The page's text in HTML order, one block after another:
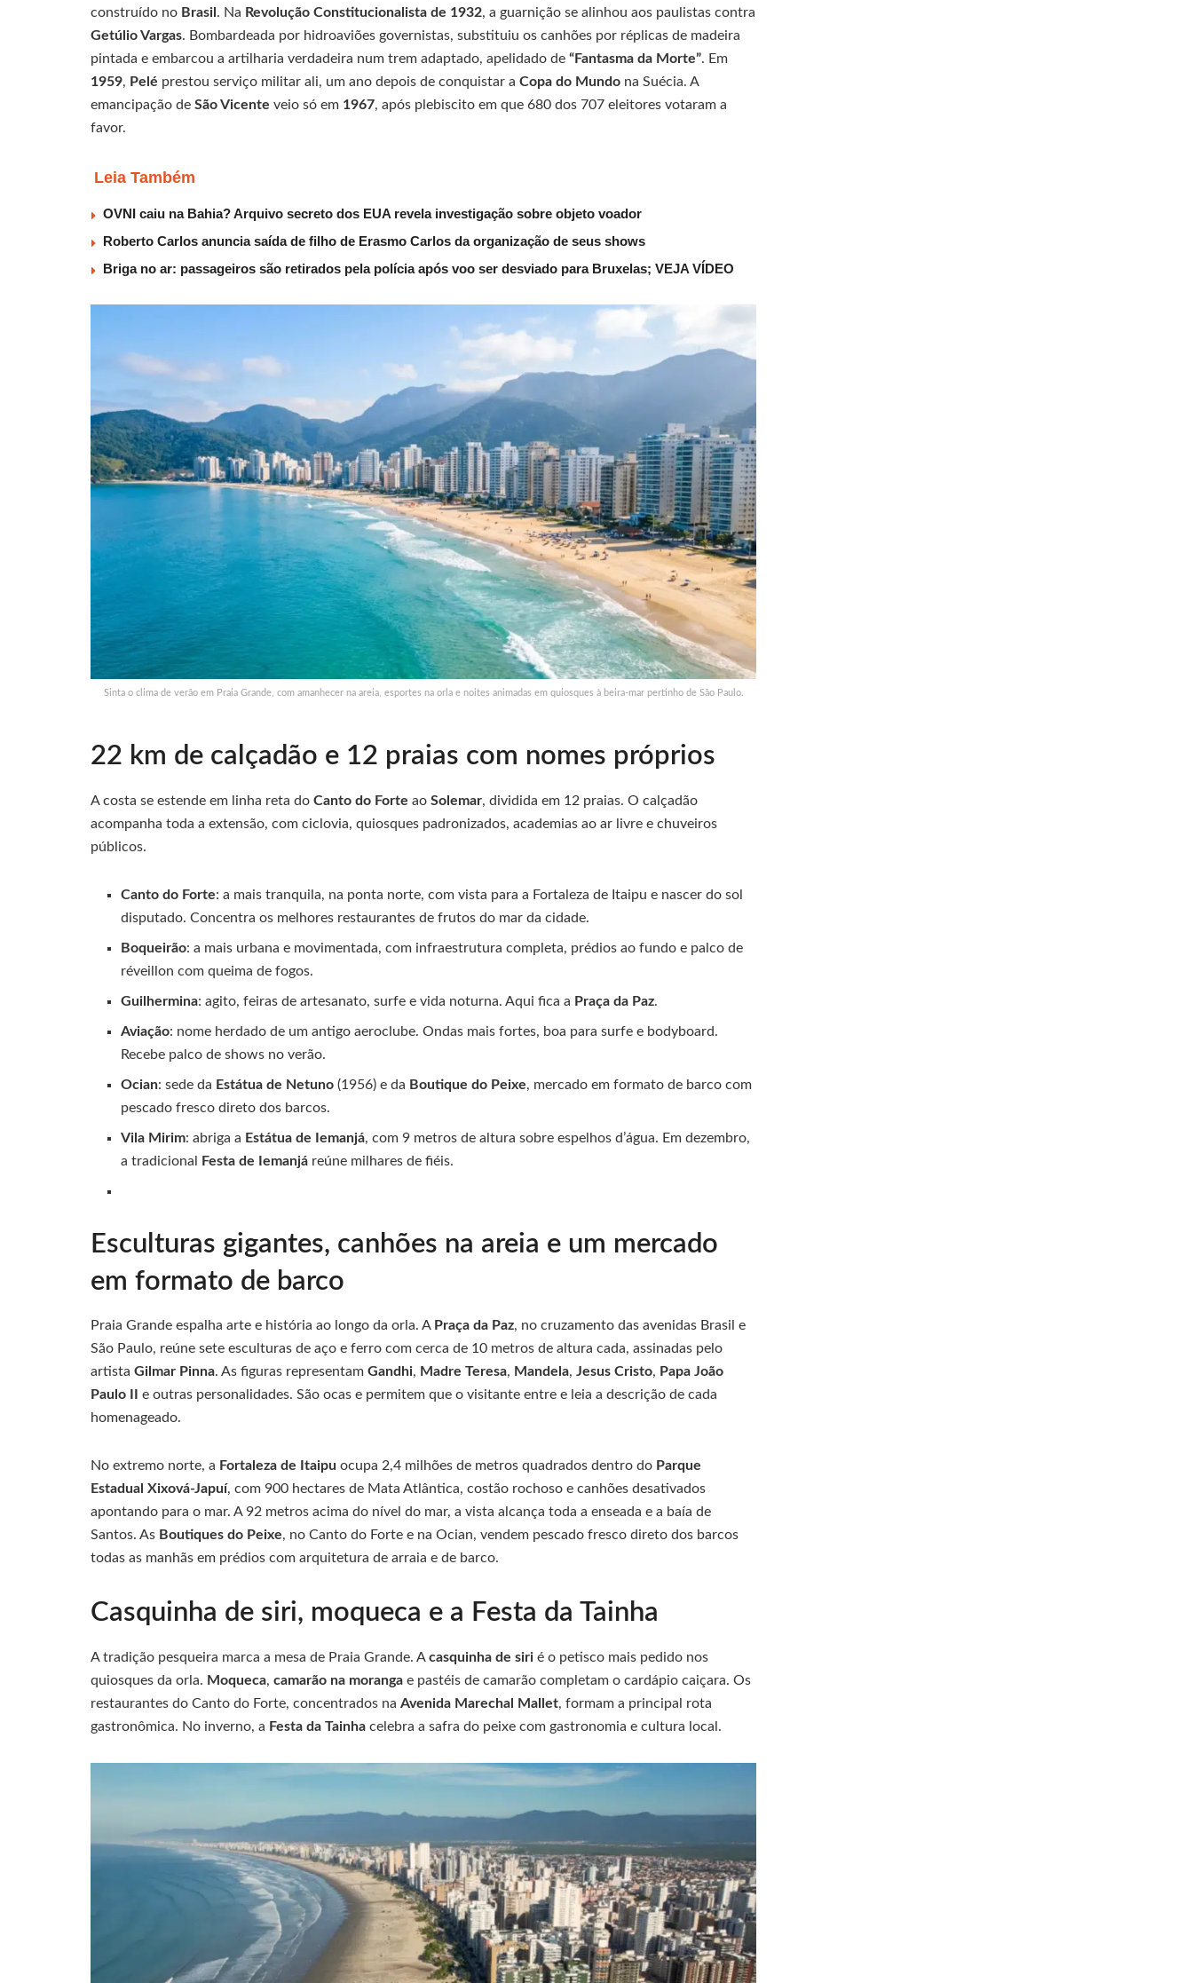
construído no Brasil . Na Revolução Constitucionalista de 1932, a guarnição se alinhou aos paulistas contra
Getúlio Vargas. Bombardeada por hidroaviões governistas, substituiu os canhões por réplicas de madeira
pintada e embarcou a artilharia verdadeira num trem adaptado, apelidado de “Fantasma da Morte”. Em
1959, Pelé prestou serviço militar ali, um ano depois de conquistar a Copa do Mundo na Suécia. A
emancipação de São Vicente veio só em 1967, após plebiscito em que 680 dos 707 eleitores votaram a
favor.
Leia Também
OVNI caiu na Bahia? Arquivo secreto dos EUA revela investigação sobre objeto voador
Roberto Carlos anuncia saída de filho de Erasmo Carlos da organização de seus shows
Briga no ar: passageiros são retirados pela polícia após voo ser desviado para Bruxelas; VEJA VÍDEO
Sinta o clima de verão em Praia Grande, com amanhecer na areia, esportes na orla e noites animadas em quiosques à beira-mar pertinho de São Paulo.
22 km de calçadão e 12 praias com nomes próprios
A costa se estende em linha reta do Canto do Forte ao Solemar, dividida em 12 praias. O calçadão
acompanha toda a extensão, com ciclovia, quiosques padronizados, academias ao ar livre e chuveiros
públicos.
Canto do Forte: a mais tranquila, na ponta norte, com vista para a Fortaleza de Itaipu e nascer do sol
disputado. Concentra os melhores restaurantes de frutos do mar da cidade.
Boqueirão: a mais urbana e movimentada, com infraestrutura completa, prédios ao fundo e palco de
réveillon com queima de fogos.
Guilhermina: agito, feiras de artesanato, surfe e vida noturna. Aqui fica a Praça da Paz.
Aviação: nome herdado de um antigo aeroclube. Ondas mais fortes, boa para surfe e bodyboard.
Recebe palco de shows no verão.
Ocian: sede da Estátua de Netuno (1956) e da Boutique do Peixe, mercado em formato de barco com
pescado fresco direto dos barcos.
Vila Mirim: abriga a Estátua de Iemanjá, com 9 metros de altura sobre espelhos d’água. Em dezembro,
a tradicional
Festa de Iemanjá reúne milhares de fiéis.
Esculturas gigantes, canhões na areia e um mercado
em formato de barco
Praia Grande espalha arte e história ao longo da orla. A Praça da Paz, no cruzamento das avenidas Brasil e
São Paulo, reúne sete esculturas de aço e ferro com cerca de 10 metros de altura cada, assinadas pelo
artista Gilmar Pinna. As figuras representam Gandhi, Madre Teresa, Mandela, Jesus Cristo, Papa João
Paulo II
e outras personalidades. São ocas e permitem que o visitante entre e leia a descrição de cada
homenageado.
No extremo norte, a Fortaleza de Itaipu ocupa 2,4 milhões de metros quadrados dentro do Parque
Estadual Xixová-Japuí, com 900 hectares de Mata Atlântica, costão rochoso e canhões desativados
apontando para o mar. A 92 metros acima do nível do mar, a vista alcança toda a enseada e a baía de
Santos. As Boutiques do Peixe, no Canto do Forte e na Ocian, vendem pescado fresco direto dos barcos
todas as manhãs em prédios com arquitetura de arraia e de barco.
Casquinha de siri, moqueca e a Festa da Tainha
A tradição pesqueira marca a mesa de Praia Grande. Acasquinha de siri é o petisco mais pedido nos
quiosques da orla. Moqueca, camarão na moranga e pastéis de camarão completam o cardápio caiçara. Os
restaurantes do Canto do Forte, concentrados na Avenida Marechal Mallet, formam a principal rota
gastronômica. No inverno, a Festa da Tainha celebra a safra do peixe com gastronomia e cultura local.